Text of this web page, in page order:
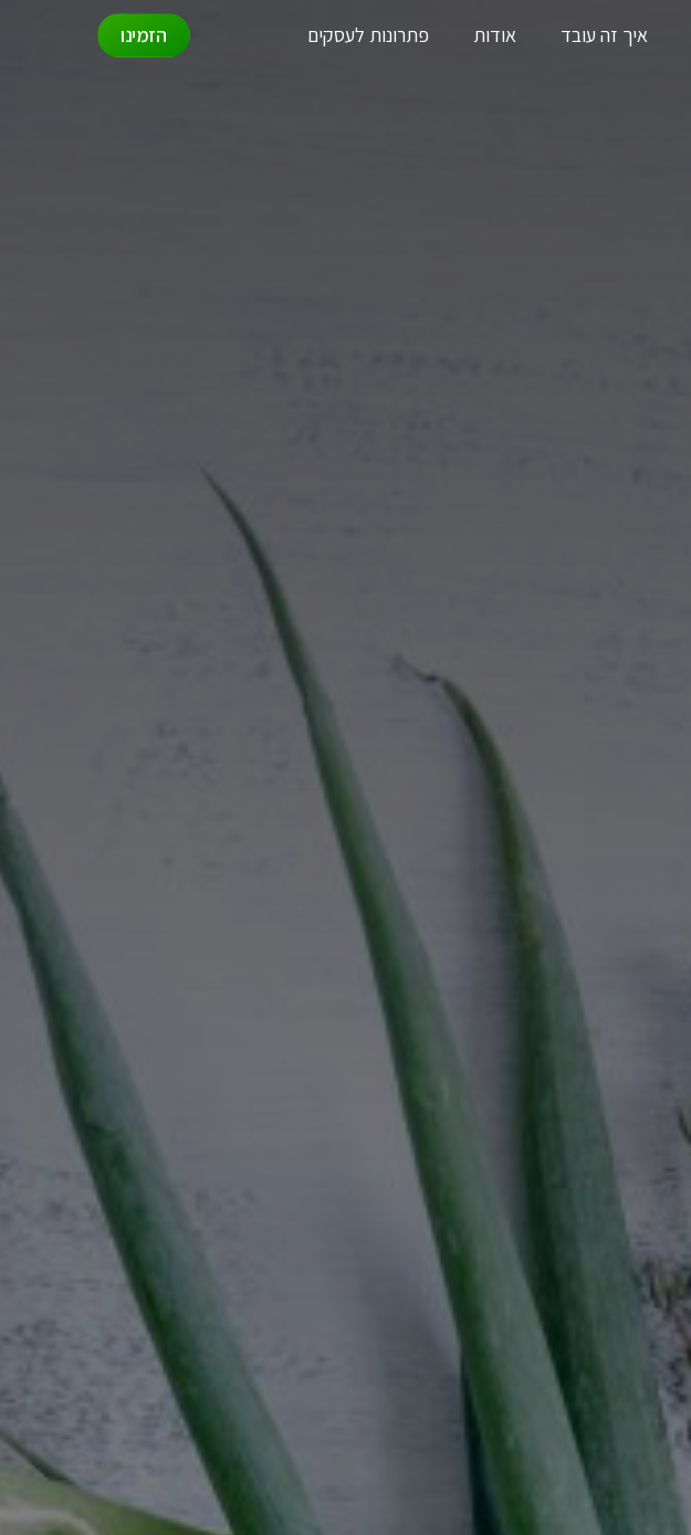
איך זה עובד אודות פתרונות לעסקים הזמינו